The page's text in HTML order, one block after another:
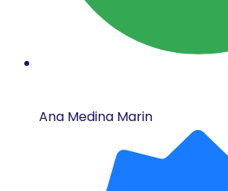
Ana Medina Marin